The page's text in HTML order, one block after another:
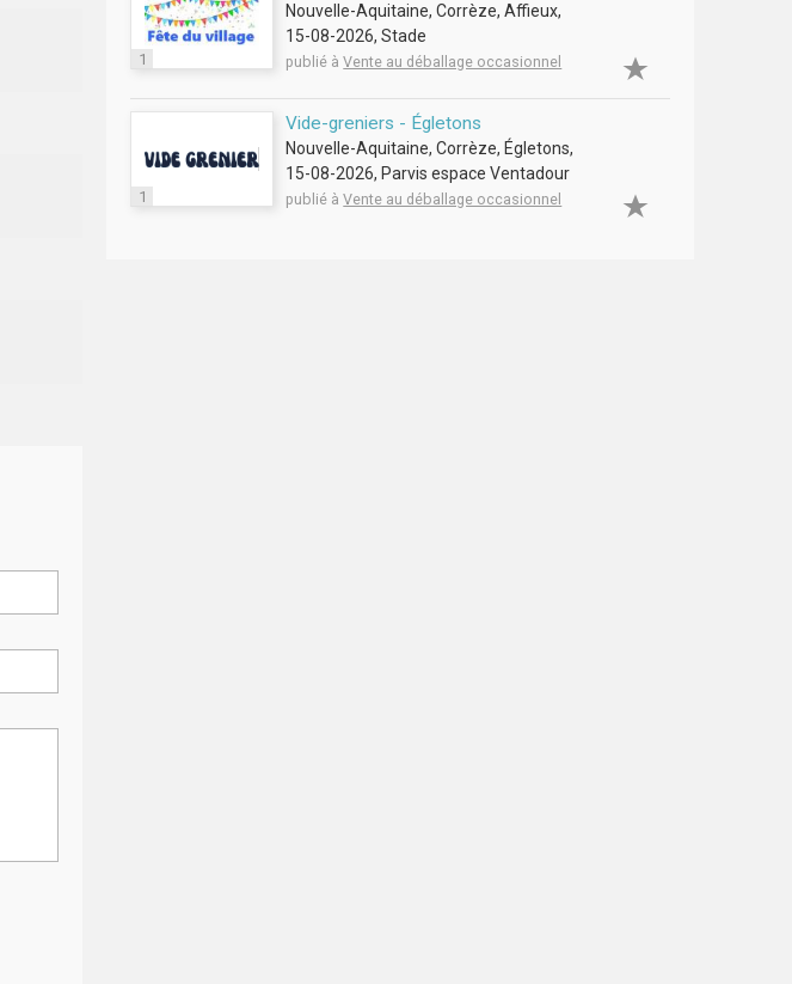
1
Nouvelle-Aquitaine, Corrèze, Affieux,
15-08-2026, Stade
publié àVente au déballage occasionnel
1
Vide-greniers - Égletons
Nouvelle-Aquitaine, Corrèze, Égletons,
15-08-2026, Parvis espace Ventadour
publié àVente au déballage occasionnel